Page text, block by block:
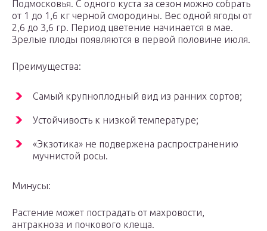
Подмосковья. С одного куста за сезон можно собрать
от 1 до 1,6 кг черной смородины. Вес одной ягоды от
2,6 до 3,6 гр. Период цветение начинается в мае.
Зрелые плоды появляются в первой половине июля.
Преимущества:
Самый крупноплодный вид из ранних сортов;
Устойчивость к низкой температуре;
«Экзотика» не подвержена распространению
мучнистой росы.
Минусы:
Растение может пострадать от махровости,
антракноза и почкового клеща.